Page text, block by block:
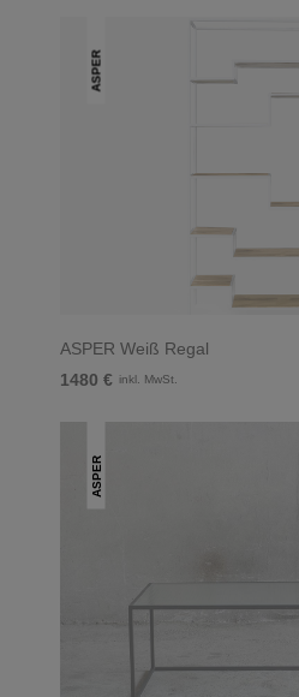
ASPER
ASPER Weiß Regal
1480 € inkl. MwSt.
ASPER